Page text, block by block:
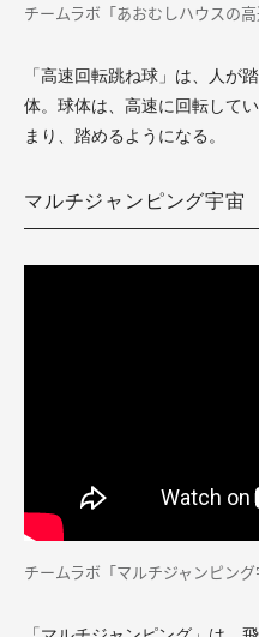
チームラボ「あおむしハウスの高
「高速回転跳ね球」は、人が
体。球体は、高速に回転して
まり、踏めるようになる。
マルチジャンピング宇宙
チームラボ「マルチジャンピング